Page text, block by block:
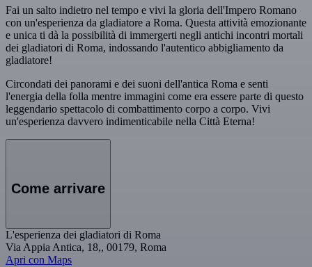
Fai un salto indietro nel tempo e vivi la gloria dell'Impero Romano
con un'esperienza da gladiatore a Roma. Questa attività emozionante
e unica ti dà la possibilità di immergerti negli antichi incontri mortali
dei gladiatori di Roma, indossando l'autentico abbigliamento da
gladiatore!
Circondati dei panorami e dei suoni dell'antica Roma e senti
l'energia della folla mentre immagini come era essere parte di questo
leggendario spettacolo di combattimento corpo a corpo. Vivi
un'esperienza davvero indimenticabile nella Città Eterna!
Come arrivare
L'esperienza dei gladiatori di Roma
Via Appia Antica, 18,, 00179, Roma
Apri con Maps